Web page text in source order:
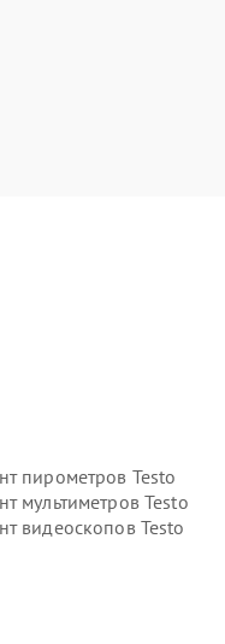
пирометров Testo
мультиметров Testo
видеоскопов Testo